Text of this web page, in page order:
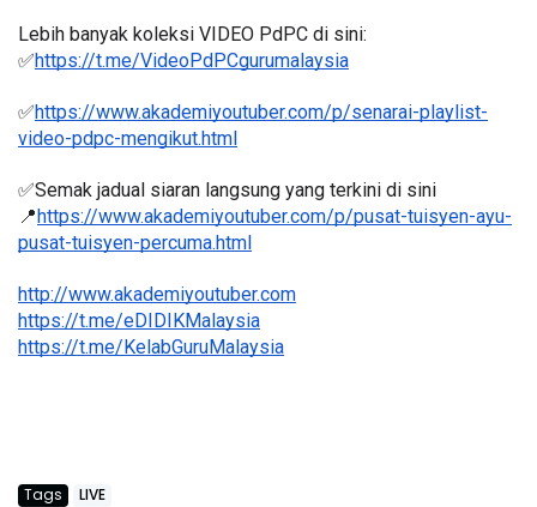
Lebih banyak koleksi VIDEO PdPC di sini:
✅https://t.me/VideoPdPCgurumalaysia
✅https://www.akademiyoutuber.com/p/senarai-playlist-
video-pdpc-mengikut.html
✅Semak jadual siaran langsung yang terkini di sini
📍 https://www.akademiyoutuber.com/p/pusat-tuisyen-ayu-
pusat-tuisyen-percuma.html
http://www.akademiyoutuber.com
https://t.me/eDIDIKMalaysia
https://t.me/KelabGuruMalaysia
Tags LIVE